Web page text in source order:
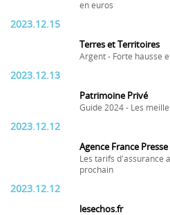
en euros
2023.12.15
Terres et Territoires
Argent - Forte hausse
2023.12.13
Patrimoine Privé
Guide 2024 - Les
2023.12.12
Agence France Presse
Les tarifs d'assurance
prochain
2023.12.12
lesechos.fr